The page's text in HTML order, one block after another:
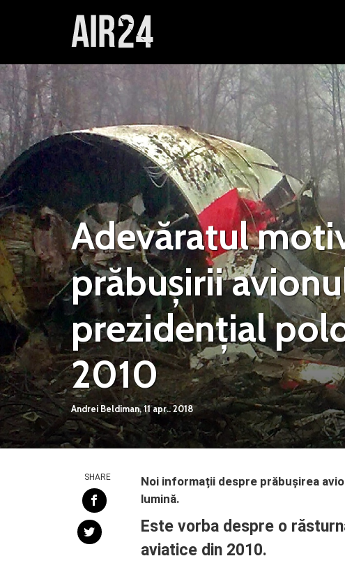
Adevăratul
prăbușirii
prezidențial
2010
Andrei Beldiman,11 apr.. 2018
Noi informații despre prăbușirea
lumină.
Este vorba despre o
aviatice din 2010.
SHARE